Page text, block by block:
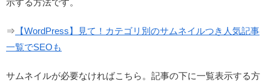
示する方法です。
⇒ 【WordPress】見て！カテゴリ別のサムネイルつき人気記事
一覧でSEOも
サムネイルが必要なければこちら。記事の下に一覧表示する方